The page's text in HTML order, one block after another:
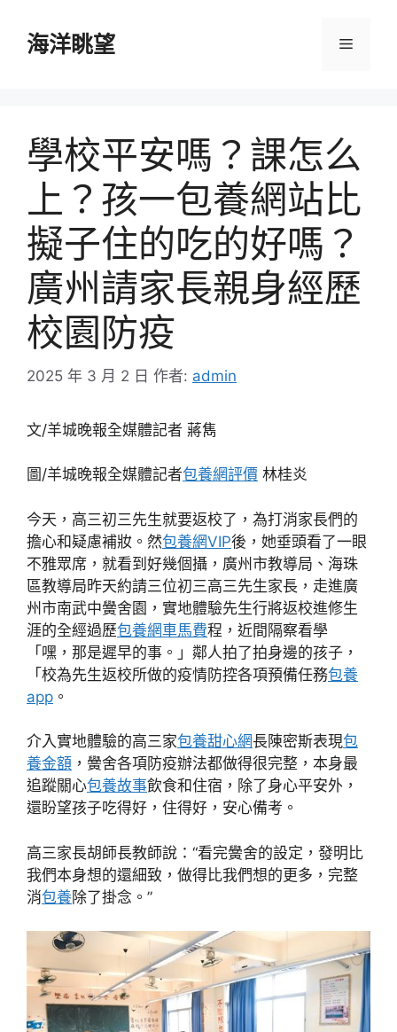
海洋眺望 選
學校平安嗎？課怎么
上？孩一包養網站比
擬子住的吃的好嗎？
廣州請家長親身經歷
校園防疫
2025 年 3 月 2 日 作者: admin
文/羊城晚報全媒體記者 蔣雋
圖/羊城晚報全媒體記者包養網評價 林桂炎
今天，高三初三先生就要返校了，為打消家長們的
擔心和疑慮補妝。然包養網VIP後，她垂頭看了一眼
不雅眾席，就看到好幾個攝，廣州市教導局、海珠
區教導局昨天約請三位初三高三先生家長，走進廣
州市南武中黌舍園，實地體驗先生行將返校進修生
涯的全經過歷包養網車馬費程，近間隔察看學
「嘿，那是遲早的事。」鄰人拍了拍身邊的孩子，
「校為先生返校所做的疫情防控各項預備任務包養
app 。
介入實地體驗的高三家包養甜心網長陳密斯表現包
養金額 ，黌舍各項防疫辦法都做得很完整，本身最
追蹤關心包養故事飲食和住宿，除了身心平安外，
還盼望孩子吃得好，住得好，安心備考。
高三家長胡師長教師說：“看完黌舍的設定，發明比
我們本身想的還細致，做得比我們想的更多，完整
消包養除了掛念。”